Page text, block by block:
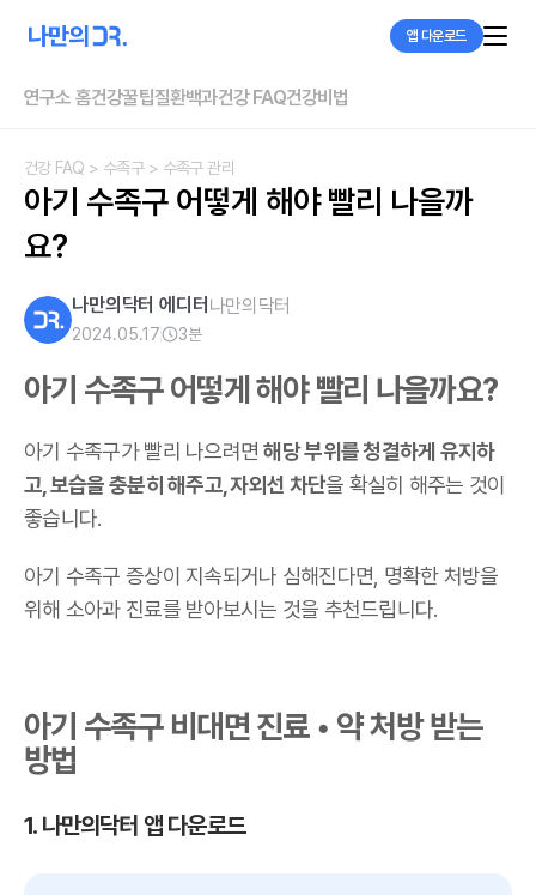
앱 다운로드
연구소 홈건강꿀팁질환백과건강 FAQ건강비법
건강 FAQ > 수족구> 수족구 관리
아기 수족구 어떻게 해야 빨리 나을까
요?
나만의닥터 에디터 나만의닥터
2024.05.17 3분
아기 수족구 어떻게 해야 빨리 나을까요?
아기 수족구가 빨리 나으려면해당 부위를 청결하게 유지하
고, 보습을 충분히 해주고, 자외선 차단을 확실히 해주는 것이
좋습니다.
아기 수족구 증상이 지속되거나 심해진다면, 명확한 처방을
위해 소아과 진료를 받아보시는 것을 추천드립니다.
아기 수족구 비대면 진료 • 약 처방 받는
방법
1. 나만의닥터 앱 다운로드